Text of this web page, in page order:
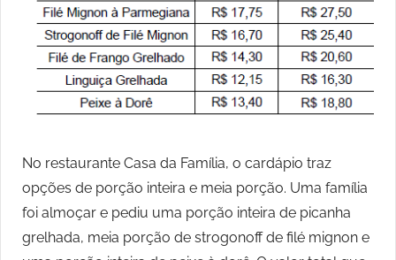
No restaurante Casa da Família, o cardápio traz
opções de porção inteira e meia porção. Uma família
foi almoçar e pediu uma porção inteira de picanha
grelhada, meia porção de strogonoff de filé mignon e